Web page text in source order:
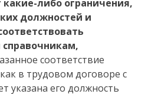
либо ограничения,
должностей и
соответствие
в трудовом договоре с
указана его должность